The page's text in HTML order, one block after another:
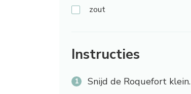
zout
Instructies
Snijd de Roquefort klein.